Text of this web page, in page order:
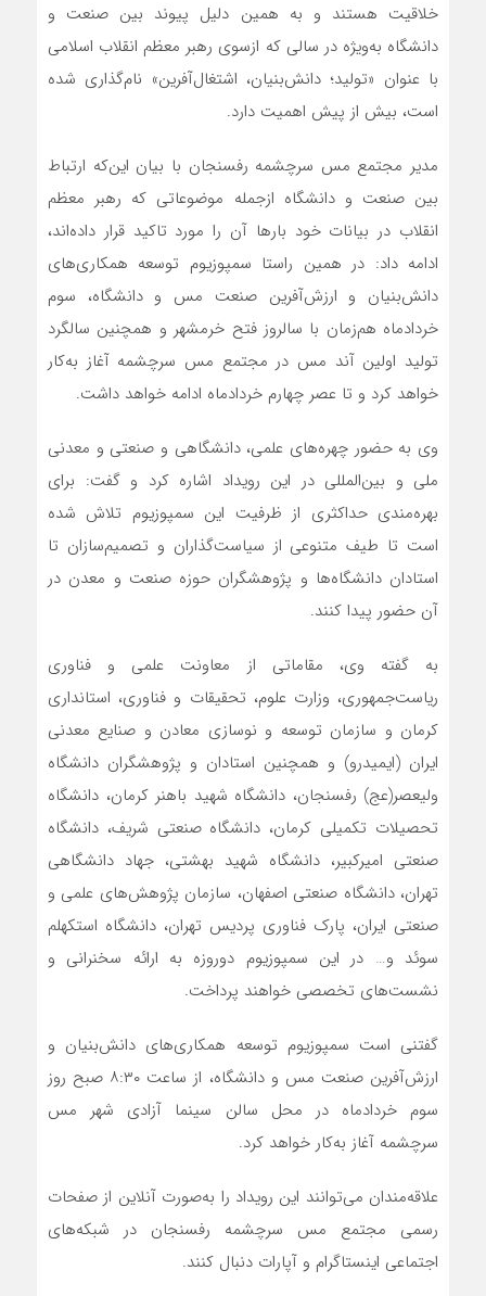
خلاقیت هستند و به همین دلیل پیوند بین صنعت و
دانشگاه به‌ویژه در سالی که ازسوی رهبر معظم انقلاب اسلامی
با عنوان «تولید؛ دانش‌بنیان، اشتغال‌آفرین» نام‌گذاری شده
است، بیش از پیش اهمیت دارد.
مدیر مجتمع مس سرچشمه رفسنجان با بیان این‌که ارتباط
بین صنعت و دانشگاه ازجمله موضوعاتی که رهبر معظم
انقلاب در بیانات خود بارها آن را مورد تاکید قرار داده‌اند،
ادامه داد: در همین راستا سمپوزیوم توسعه همکاری‌های
دانش‌بنیان و ارزش‌آفرین صنعت مس و دانشگاه، سوم
خردادماه هم‌زمان با سالروز فتح خرمشهر و همچنین سالگرد
تولید اولین آند مس در مجتمع مس سرچشمه آغاز به‌کار
خواهد کرد و تا عصر چهارم خردادماه ادامه خواهد داشت.
وی به حضور چهره‌های علمی، دانشگاهی و صنعتی و معدنی
ملی و بین‌المللی در این رویداد اشاره کرد و گفت: برای
بهره‌مندی حداکثری از ظرفیت این سمپوزیوم تلاش شده
است تا طیف متنوعی از سیاست‌گذاران و تصمیم‌سازان تا
استادان دانشگاه‌ها و پژوهشگران حوزه صنعت و معدن در
آن حضور پیدا کنند.
به گفته وی، مقاماتی از معاونت علمی و فناوری
ریاست‌جمهوری، وزارت علوم، تحقیقات و فناوری، استانداری
کرمان و سازمان توسعه و نوسازی معادن و صنایع معدنی
ایران (ایمیدرو) و همچنین استادان و پژوهشگران دانشگاه
ولیعصر(عج) رفسنجان، دانشگاه شهید باهنر کرمان، دانشگاه
تحصیلات تکمیلی کرمان، دانشگاه صنعتی شریف، دانشگاه
صنعتی امیرکبیر، دانشگاه شهید بهشتی، جهاد دانشگاهی
تهران، دانشگاه صنعتی اصفهان، سازمان پژوهش‌های علمی و
صنعتی ایران، پارک فناوری پردیس تهران، دانشگاه استکهلم
سوئد و… در این سمپوزیوم دوروزه به ارائه سخنرانی و
نشست‌های تخصصی خواهند پرداخت.
گفتنی است سمپوزیوم توسعه همکاری‌های دانش‌بنیان و
ارزش‌آفرین صنعت مس و دانشگاه، از ساعت ۸:۳۰ صبح روز
سوم خردادماه در محل سالن سینما آزادی شهر مس
سرچشمه آغاز به‌کار خواهد کرد.
علاقه‌مندان می‌توانند این رویداد را به‌صورت آنلاین از صفحات
رسمی مجتمع مس سرچشمه رفسنجان در شبکه‌های
اجتماعی اینستاگرام و آپارات دنبال کنند.